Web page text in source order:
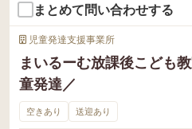
まとめて問い合わせする
児童発達支援事業所
まいるーむ放課後こども
童発達／
空きあり 送迎あり